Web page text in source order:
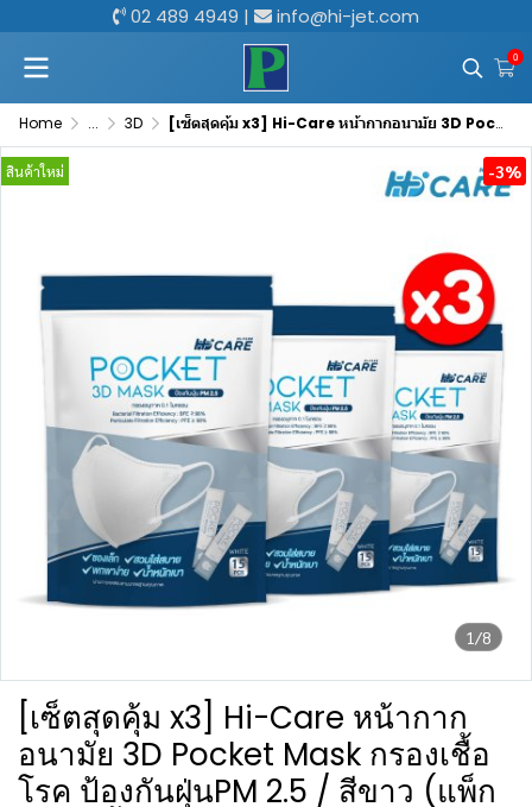
02 489 4949 | info@hi-jet.com
0
Home ... 3D [เซ็ตสุดคุ้ม x3] Hi-Care หน้ากากอนามัย 3D Pocket Mask กรองเชื้อโรค ป้องกันฝุ่นPM 2.5 / สีขาว (แพ็กละ 15 ชิ้น)
1/8
สินค้าใหม่ -3%
[เซ็ตสุดคุ้ม x3] Hi-Care หน้ากาก
อนามัย 3D Pocket Mask กรองเชื้อ
โรค ป้องกันฝุ่นPM 2.5 / สีขาว (แพ็ก